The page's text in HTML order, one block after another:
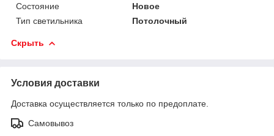
Состояние
Новое
Тип светильника
Потолочный
Скрыть
Условия доставки
Доставка осуществляется только по предоплате.
Самовывоз